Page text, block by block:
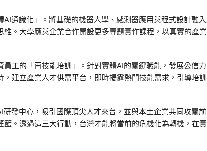
通識化」。將基礎的機器人學、感測器應用與程式設計融入
。大學應與企業合作開設更多專題實作課程，以真實的產
工的「再技能培訓」。針對實體AI的關鍵職能，發展公信
建立產業人才供需平台，即時揭露熱門技能需求，引導培
發中心，吸引國際頂尖人才來台，並與本土企業共同攻關
。透過這三大行動，台灣才能將當前的危機化為轉機，在